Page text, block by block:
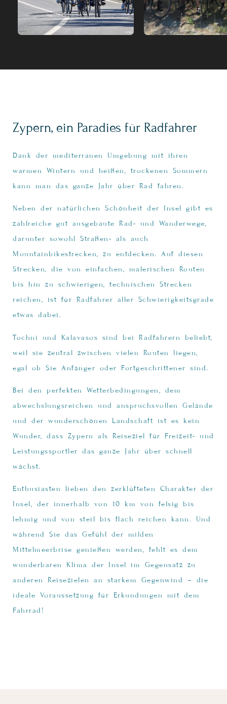
Zypern, ein Paradies für Radfahrer
Dank der mediterranen Umgebung mit ihren
warmen Wintern und heißen, trockenen Sommern
kann man das ganze Jahr über Rad fahren.
Neben der natürlichen Schönheit der Insel gibt es
zahlreiche gut ausgebaute Rad- und Wanderwege,
darunter sowohl Straßen- als auch
Mountainbikestrecken, zu entdecken. Auf diesen
Strecken, die von einfachen, malerischen Routen
bis hin zu schwierigen, technischen Strecken
reichen, ist für Radfahrer aller Schwierigkeitsgrade
etwas dabei.
Tochni und Kalavasos sind bei Radfahrern beliebt,
weil sie zentral zwischen vielen Routen liegen,
egal ob Sie Anfänger oder Fortgeschrittener sind.
Bei den perfekten Wetterbedingungen, dem
abwechslungsreichen und anspruchsvollen Gelände
und der wunderschönen Landschaft ist es kein
Wunder, dass Zypern als Reiseziel für Freizeit- und
Leistungssportler das ganze Jahr über schnell
wächst.
Enthusiasten lieben den zerklüfteten Charakter der
Insel, der innerhalb von 10 km von felsig bis
lehmig und von steil bis flach reichen kann. Und
während Sie das Gefühl der milden
Mittelmeerbrise genießen werden, fehlt es dem
wunderbaren Klima der Insel im Gegensatz zu
anderen Reisezielen an starkem Gegenwind – die
ideale Voraussetzung für Erkundungen mit dem
Fahrrad!